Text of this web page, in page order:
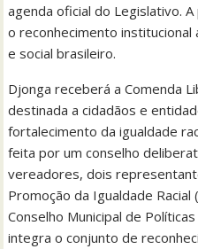
agenda oficial do Legislativo.
o reconhecimento institucional
e social brasileiro.
Djonga receberá a Comenda
destinada a cidadãos e
fortalecimento da igualdade
feita por um conselho
vereadores, dois
Promoção da Igualdade
Conselho Municipal de
integra o conjunto de